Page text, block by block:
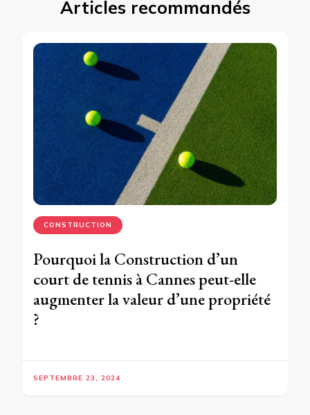
Articles recommandés
CONSTRUCTION
Pourquoi la Construction d’un
court de tennis à Cannes peut-elle
augmenter la valeur d’une propriété
?
SEPTEMBRE 23, 2024